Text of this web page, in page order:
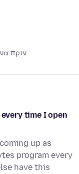
πριν
time I open
up as
program every
have this